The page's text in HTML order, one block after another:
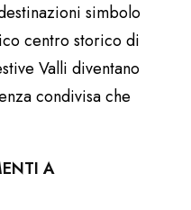
simbolo
centro storico di
Valli diventano
condivisa che
A